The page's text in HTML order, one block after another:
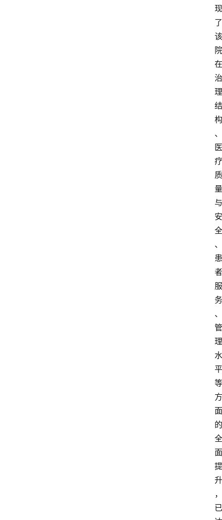
现
了
该
院
在
治
理
结
构
、
医
疗
质
量
与
安
全
、
患
者
服
务
、
管
理
水
平
等
方
面
的
全
面
提
升
，
已